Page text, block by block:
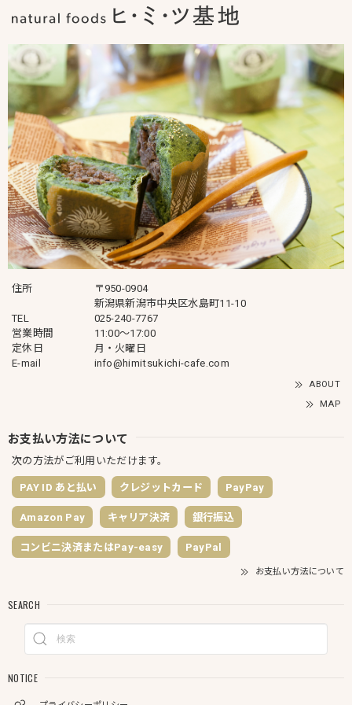
住所
〒950-0904
新潟県新潟市中央区水島町11-10
TEL
025-240-7767
営業時間
11:00～17:00
定休日
月・火曜日
E-mail
info@himitsukichi-cafe.com
ABOUT
MAP
お支払い方法について
次の方法がご利用いただけます。
PAY ID あと払い クレジットカード PayPay
Amazon Pay キャリア決済 銀行振込
コンビニ決済またはPay-easy PayPal
お支払い方法について
SEARCH
NOTICE